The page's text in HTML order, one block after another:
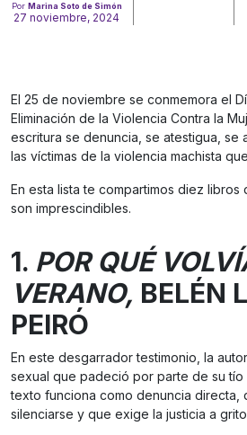
Por Marina Soto de Simón
27 noviembre, 2024
El 25 de noviembre se conmemora el
Eliminación de la Violencia Contra la
escritura se denuncia, se atestigua, se
las víctimas de la violencia machista
En esta lista te compartimos diez
son imprescindibles.
1. POR QUÉ
VERANO, BELÉN
PEIRÓ
En este desgarrador testimonio, la
sexual que padeció por parte de su tío
texto funciona como denuncia directa,
silenciarse y que exige la justicia a